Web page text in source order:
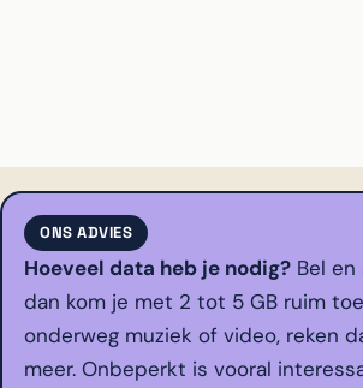
ONS ADVIES
Hoeveel data heb je nodig? Bel
dan kom je met 2 tot 5 GB ruim
onderweg muziek of video, reken
meer. Onbeperkt is vooral